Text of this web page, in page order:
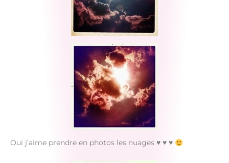
Oui j’aime prendre en photos les nuages ♥ ♥ ♥